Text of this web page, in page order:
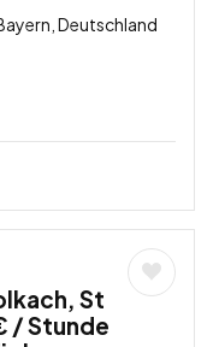
Deutschland
St
/ Stunde